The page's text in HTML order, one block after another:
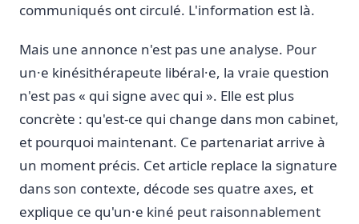
communiqués ont circulé. L'information est là.
Mais une annonce n'est pas une analyse. Pour
un·e kinésithérapeute libéral·e, la vraie question
n'est pas « qui signe avec qui ». Elle est plus
concrète : qu'est-ce qui change dans mon cabinet,
et pourquoi maintenant. Ce partenariat arrive à
un moment précis. Cet article replace la signature
dans son contexte, décode ses quatre axes, et
explique ce qu'un·e kiné peut raisonnablement